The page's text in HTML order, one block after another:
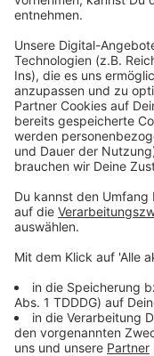
Verpass' nichts
ANTENNE
Lifestyle oder